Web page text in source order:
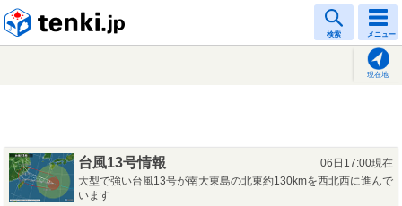
検索 メニュー
現在地
台風13号情報
06日17:00現在
大型で強い台風13号が南大東島の北東約130kmを西北西に進んで
います